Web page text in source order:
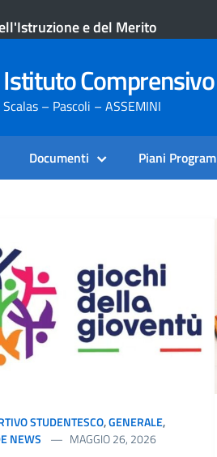
e del Merito
Istituto
Scalas – Pascoli – ASSEMINI
Documenti Piani
STUDENTESCO,GENERALE,
NEWS MAGGIO 26, 2026